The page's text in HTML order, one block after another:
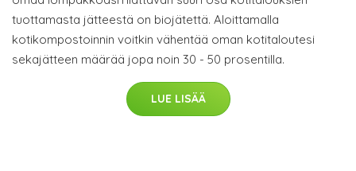
tuottamasta jätteestä on biojätettä. Aloittamalla
kotikompostoinnin voitkin vähentää oman kotitaloutesi
sekajätteen määrää jopa noin 30 - 50 prosentilla.
LUE LISÄÄ